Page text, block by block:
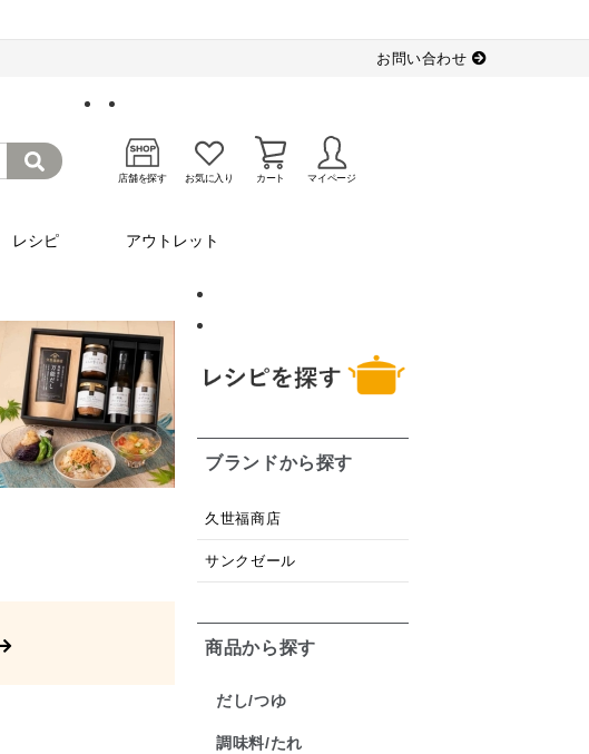
お問い合わせ
店舗を探す お気に入り カート マイページ
レシピ アウトレット
ブランドから探す
久世福商店
サンクゼール
商品から探す
だし/つゆ
調味料/たれ